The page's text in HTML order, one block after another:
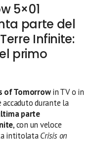
5×01
parte del
Infinite:
primo
of Tomorrowin TV o in
accaduto durante la
parte
, con un veloce
intitolataCrisis on